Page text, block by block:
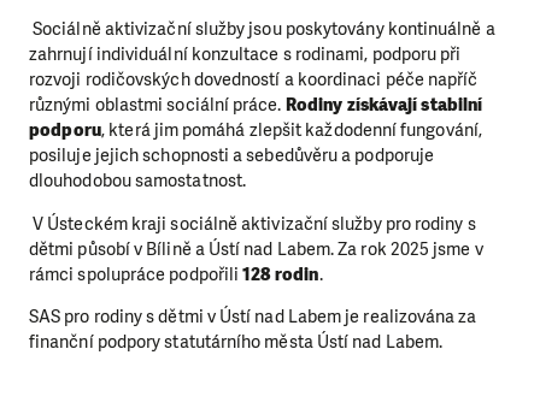
Sociálně aktivizační služby jsou poskytovány kontinuálně a
zahrnují individuální konzultace s rodinami, podporu při
rozvoji rodičovských dovedností a koordinaci péče napříč
různými oblastmi sociální práce. Rodiny získávají stabilní
podporu, která jim pomáhá zlepšit každodenní fungování,
posiluje jejich schopnosti a sebedůvěru a podporuje
dlouhodobou samostatnost.
V Ústeckém kraji sociálně aktivizační služby pro rodiny s
dětmi působí v Bílině a Ústí nad Labem. Za rok 2025 jsme v
rámci spolupráce podpořili128 rodin.
SAS pro rodiny s dětmi v Ústí nad Labem je realizována za
finanční podpory statutárního města Ústí nad Labem.